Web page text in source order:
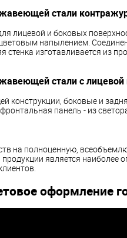
стали
лицевой и боковых
напылением.
стенка изготавливается из
стали с лицевой
конструкции, боковые и
панель - из
на полноценную,
является
оформление